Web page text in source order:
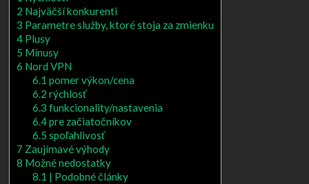
2 Najväčší konkurenti
3 Parametre služby, ktoré stoja za zmienku
4 Plusy
5 Mínusy
6 Nord VPN
6.1 pomer výkon/cena
6.2 rýchlosť
6.3 funkcionality/nastavenia
6.4pre začiatočníkov
6.5 spoľahlivosť
7 Zaujímavé výhody
8 Možné nedostatky
8.1 | Podobné články